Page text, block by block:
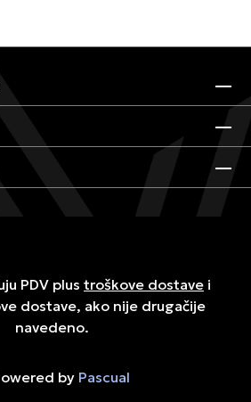
PDV plus troškove dostave i
dostave, ako nije drugačije
navedeno.
by Pascual